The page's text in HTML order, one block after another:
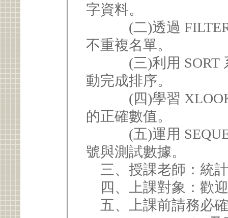
字資料。
(二)透過 FILTER
不重複名單。
(三)利用 SORT 系
動完成排序。
(四)學習
的正確數值。
(五)運用
號與測試數據。
三、授課老師：統
四、上課對象：歡
五、上課前請務必